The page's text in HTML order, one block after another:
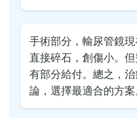
手術部分，輸尿管鏡
直接碎石，創傷小。
有部分給付。總之，
論，選擇最適合的方案